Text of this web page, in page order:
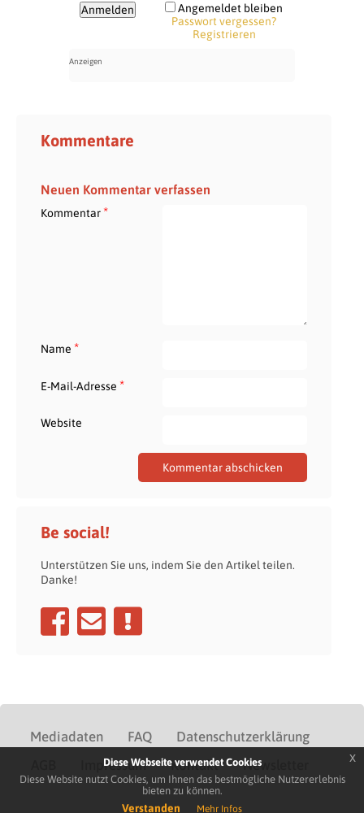
Angemeldet bleiben
Passwort vergessen?
Registrieren
Kommentare
Neuen Kommentar verfassen
Kommentar*
Name *
E-Mail-Adresse *
Website
Be social!
Unterstützen Sie uns, indem Sie den Artikel teilen.
Danke!
Mediadaten FAQ
Datenschutzerklärung
Impressum Kontakt Newsletter
Diese Webseite verwendet Cookies
Diese Website nutzt Cookies, um Ihnen das bestmögliche Nutzererlebnis
bieten zu können.
Verstanden Mehr Infos
x